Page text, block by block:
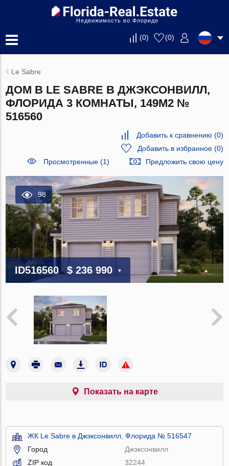
Недвижимость во Флориде
(0) (0)
Le Sabre
ДОМ В LE SABRE В ДЖЭКСОНВИЛЛ,
ФЛОРИДА 3 КОМНАТЫ, 149М2 №
516560
Добавить к сравнению (0)
Добавить в избранное(0)
Просмотренные (1)
Предложить свою цену
98
ID516560 $ 236 990
Показать на карте
ЖК Le Sabre в Джэксонвилл, Флорида № 516547
Город
Джэксонвилл
ZIP код
32244